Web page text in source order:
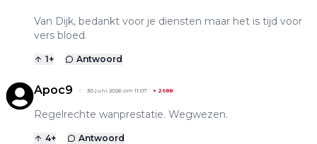
Van Dijk, bedankt voor je diensten maar het is tijd voor
vers bloed.
1+ Antwoord
Apoc9 30 juni 2026 om 11:07 + 2688
Regelrechte wanprestatie. Wegwezen.
4+ Antwoord